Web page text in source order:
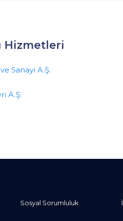
Hizmetleri
Sanayi A.Ş.
A.Ş.
Sosyal Sorumluluk